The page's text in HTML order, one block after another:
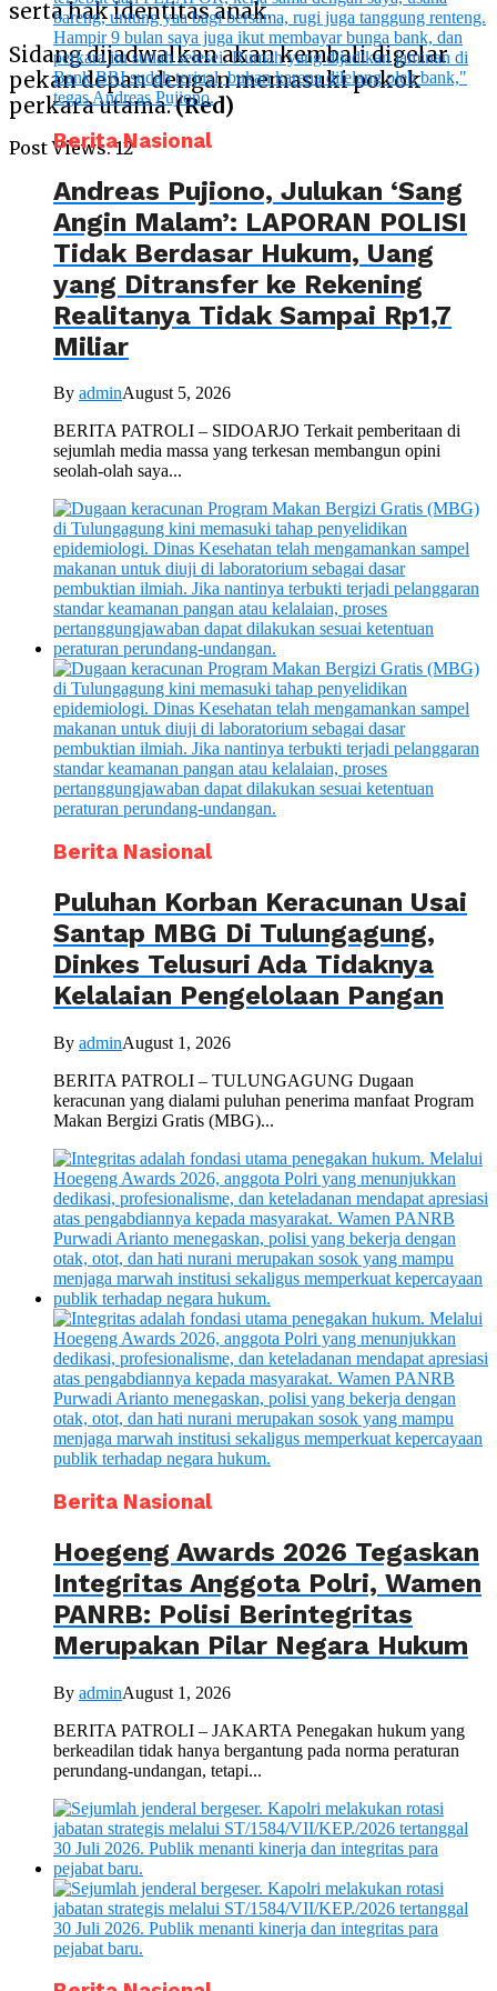
serta hak identitas anak.
Sidang dijadwalkan akan kembali digelar
pekan depan dengan memasuki pokok
perkara utama.(Red)
Post Views: 12
Berita Nasional
Andreas Pujiono, Julukan ‘Sang
Angin Malam’: LAPORAN POLISI
Tidak Berdasar Hukum, Uang
yang Ditransfer ke Rekening
Realitanya Tidak Sampai Rp1,7
Miliar
By adminAugust 5, 2026
BERITA PATROLI – SIDOARJO Terkait pemberitaan di
sejumlah media massa yang terkesan membangun opini
seolah-olah saya...
Berita Nasional
Puluhan Korban Keracunan Usai
Santap MBG Di Tulungagung,
Dinkes Telusuri Ada Tidaknya
Kelalaian Pengelolaan Pangan
By adminAugust 1, 2026
BERITA PATROLI – TULUNGAGUNG Dugaan
keracunan yang dialami puluhan penerima manfaat Program
Makan Bergizi Gratis (MBG)...
Berita Nasional
Hoegeng Awards 2026 Tegaskan
Integritas Anggota Polri, Wamen
PANRB: Polisi Berintegritas
Merupakan Pilar Negara Hukum
By adminAugust 1, 2026
BERITA PATROLI – JAKARTA Penegakan hukum yang
berkeadilan tidak hanya bergantung pada norma peraturan
perundang-undangan, tetapi...